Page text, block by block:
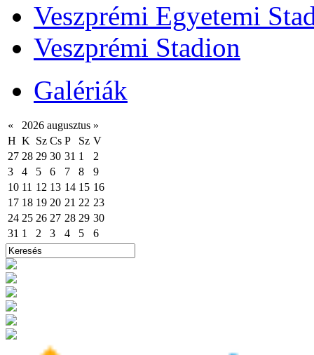
Veszprémi Egyetemi
Veszprémi Stadion
Galériák
« 2026 augusztus »
H K Sz Cs P Sz V
27 28 29 30 31 1
2
3
4 5 6 7 8
9
10 11 12 13 14 15 16
17 18 19 20 21 22 23
24 25 26 27 28 29 30
31 1 2 3 4 5 6